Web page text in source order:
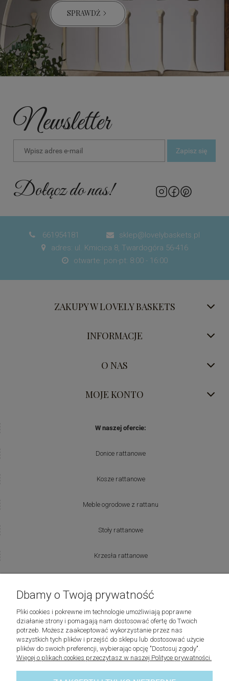
SPRAWDŹ
Newsletter
Zapisz się
Dołącz do nas!
 661954181  sklep@lovelybaskets.pl
 adres: ul. Kmicica 8, Twardogóra 56-416
 otwarte: pon-pt: 8:00 - 16:00
ZAKUPY W LOVELY BASKETS
INFORMACJE
O NAS
MOJE KONTO
W naszej ofercie:
Donice rattanowe
Kosze rattanowe
Meble ogrodowe z rattanu
Stoły rattanowe
Krzesła rattanowe
Riviera Maison
Laboni
Dbamy o Twoją prywatność
Pliki cookies i pokrewne im technologie umożliwiają poprawne
działanie strony i pomagają nam dostosować ofertę do Twoich
potrzeb. Możesz zaakceptować wykorzystanie przez nas
wszystkich tych plików i przejść do sklepu lub dostosować użycie
plików do swoich preferencji, wybierając opcję "Dostosuj zgody".
Więcej o plikach cookies przeczytasz w naszej Polityce prywatności.